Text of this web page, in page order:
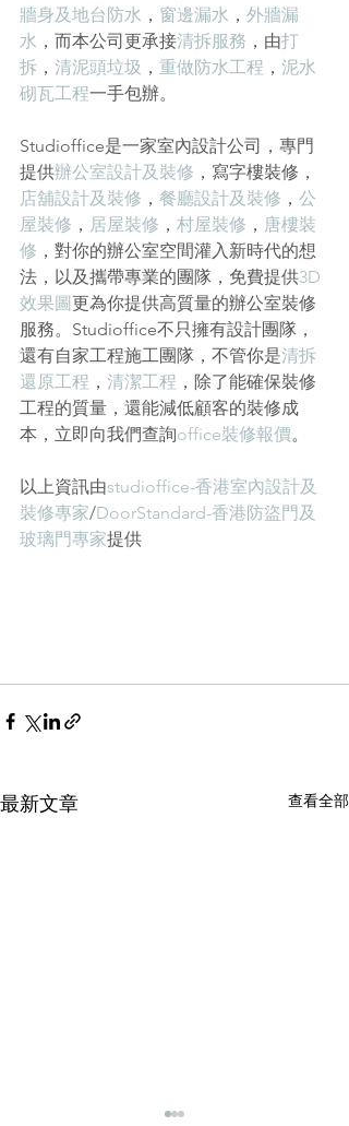
牆身及地台防水 ， 窗邊漏水 ， 外牆漏
水 ，而本公司更承接清拆服務 ，由打
拆 ， 清泥頭垃圾 ， 重做防水工程 ， 泥水
砌瓦工程一手包辦。
Studioffice是一家室內設計公司，專門
提供辦公室設計及裝修 ， 寫字樓裝修 ，
店舖設計及裝修 ， 餐廳設計及裝修 ， 公
屋裝修 ， 居屋裝修 ， 村屋裝修 ， 唐樓裝
修 ，對你的辦公室空間灌入新時代的想
法，以及攜帶專業的團隊，免費提供3D
效果圖更為你提供高質量的辦公室裝修
服務。Studioffice不只擁有設計團隊，
還有自家工程施工團隊，不管你是清拆
還原工程 ， 清潔工程 ，除了能確保裝修
工程的質量，還能減低顧客的裝修成
本，立即向我們查詢office裝修報價。
以上資訊由studioffice-香港室內設計及
裝修專家/DoorStandard-香港防盜門及
玻璃門專家提供
最新文章 查看全部